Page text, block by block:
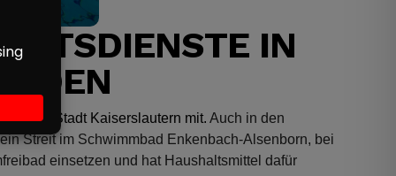
IN
die Stadt Kaiserslautern mit. Auch in den
Streit im Schwimmbad Enkenbach-Alsenborn, bei
einsetzen und hat Haushaltsmittel dafür